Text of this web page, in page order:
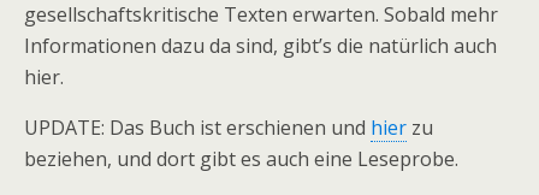
gesellschaftskritische Texten erwarten. Sobald mehr
Informationen dazu da sind, gibt’s die natürlich auch
hier.
UPDATE: Das Buch ist erschienen und hier zu
beziehen, und dort gibt es auch eine Leseprobe.